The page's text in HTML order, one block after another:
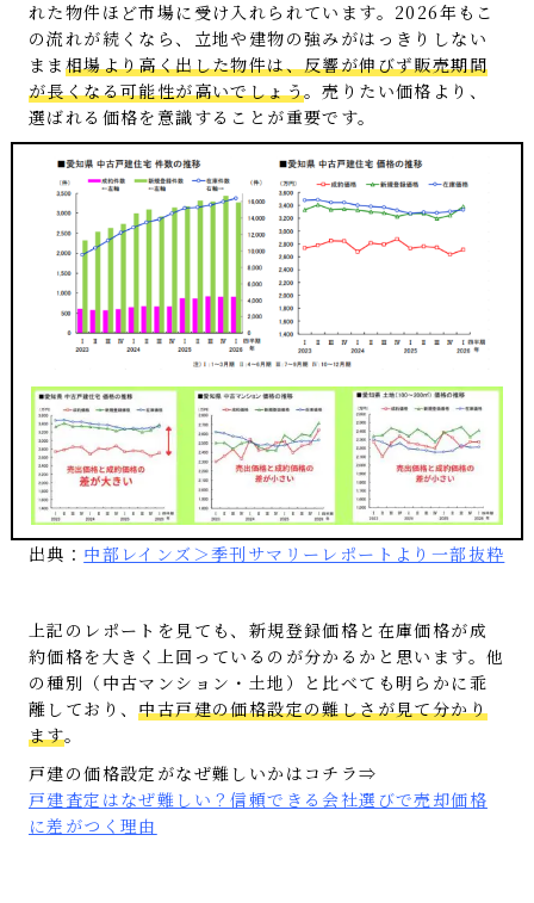
れた物件ほど市場に受け入れられています。2026年もこ
の流れが続くなら、立地や建物の強みがはっきりしない
まま 相場より高く出した物件は、反響が伸びず販売期間
が長くなる可能性が高いでしょう。売りたい価格より、
選ばれる価格を意識することが重要です。
出典： 中部レインズ＞季刊サマリーレポートより一部抜粋
上記のレポートを見ても、新規登録価格と在庫価格が成
約価格を大きく上回っているのが分かるかと思います。他
の種別（中古マンション・土地）と比べても明らかに乖
離しており、中古戸建の価格設定の難しさが見て分かり
ます。
戸建の価格設定がなぜ難しいかはコチラ⇒
戸建査定はなぜ難しい？信頼できる会社選びで売却価格
に差がつく理由